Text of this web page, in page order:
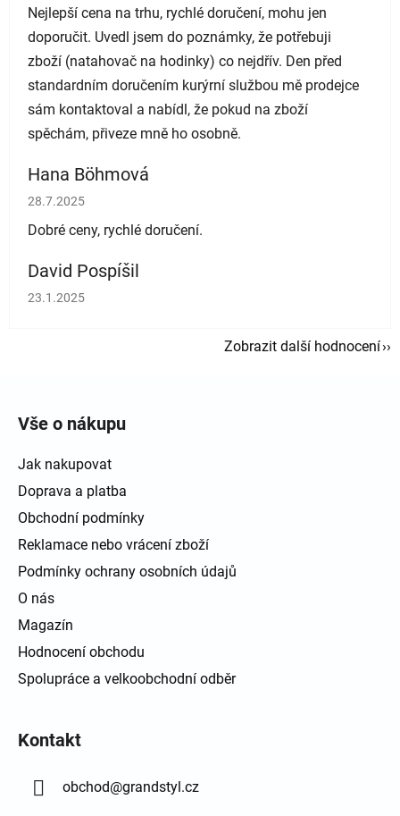
Nejlepší cena na trhu, rychlé doručení, mohu jen
doporučit. Uvedl jsem do poznámky, že potřebuji
zboží (natahovač na hodinky) co nejdřív. Den před
standardním doručením kurýrní službou mě prodejce
sám kontaktoval a nabídl, že pokud na zboží
spěchám, přiveze mně ho osobně.
Hana Böhmová
Hodnocení obchodu je 5 z 5 hvězdiček.
28.7.2025
Dobré ceny, rychlé doručení.
David Pospíšil
Hodnocení obchodu je 5 z 5 hvězdiček.
23.1.2025
Zobrazit další hodnocení
Vše o nákupu
Jak nakupovat
Doprava a platba
Obchodní podmínky
Reklamace nebo vrácení zboží
Podmínky ochrany osobních údajů
O nás
Magazín
Hodnocení obchodu
Spolupráce a velkoobchodní odběr
Kontakt
obchod@grandstyl.cz